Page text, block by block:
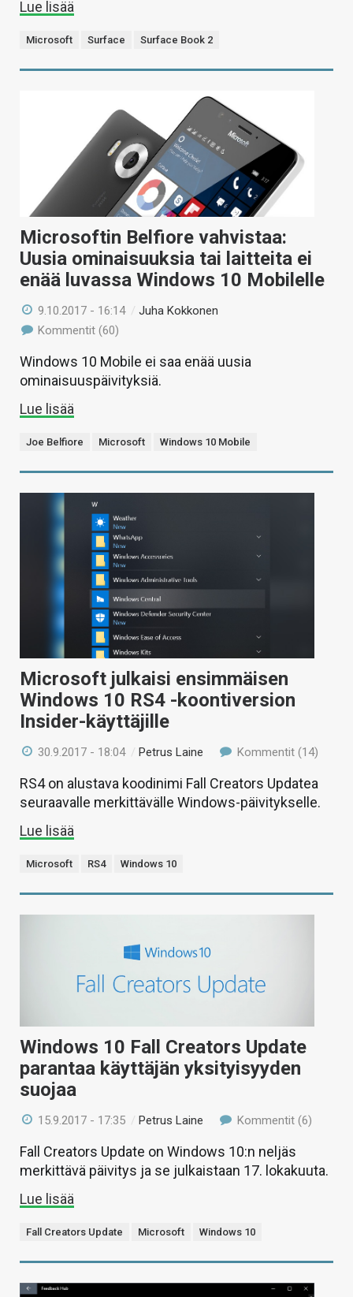
Lue lisää
Microsoft Surface Surface Book 2
Microsoftin Belfiore vahvistaa:
Uusia ominaisuuksia tai laitteita ei
enää luvassa Windows 10 Mobilelle
9.10.2017 - 16:14 /Juha Kokkonen
Kommentit (60)
Windows 10 Mobile ei saa enää uusia
ominaisuuspäivityksiä.
Lue lisää
Joe Belfiore Microsoft Windows 10 Mobile
Microsoft julkaisi ensimmäisen
Windows 10 RS4 -koontiversion
Insider-käyttäjille
30.9.2017 - 18:04 /Petrus Laine Kommentit (14)
RS4 on alustava koodinimi Fall Creators Updatea
seuraavalle merkittävälle Windows-päivitykselle.
Lue lisää
Microsoft RS4 Windows 10
Windows 10 Fall Creators Update
parantaa käyttäjän yksityisyyden
suojaa
15.9.2017 - 17:35 / Petrus Laine Kommentit (6)
Fall Creators Update on Windows 10:n neljäs
merkittävä päivitys ja se julkaistaan 17. lokakuuta.
Lue lisää
Fall Creators Update Microsoft Windows 10